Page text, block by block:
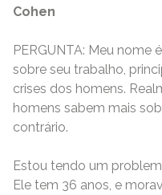
Cohen
PERGUNTA: Meu nome
sobre seu trabalho,
crises dos homens.
homens sabem mais
contrário.
Estou tendo um
Ele tem 36 anos, e